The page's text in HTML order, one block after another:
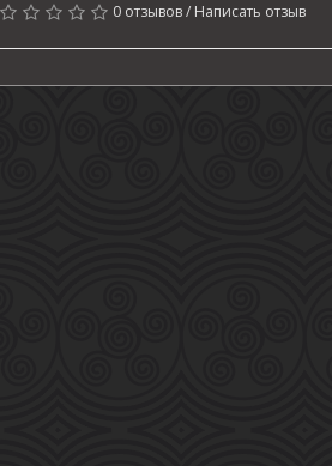
0 отзывов/ Написать отзыв